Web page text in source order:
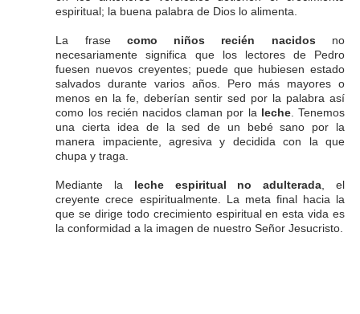
espiritual; la buena palabra de Dios lo alimenta.
La frase como niños recién nacidos no
necesariamente significa que los lectores de Pedro
fuesen nuevos creyentes; puede que hubiesen estado
salvados durante varios años. Pero más mayores o
menos en la fe, deberían sentir sed por la palabra así
como los recién nacidos claman por la leche. Tenemos
una cierta idea de la sed de un bebé sano por la
manera impaciente, agresiva y decidida con la que
chupa y traga.
Mediante la leche espiritual no adulterada , el
creyente crece espiritualmente. La meta final hacia la
que se dirige todo crecimiento espiritual en esta vida es
la conformidad a la imagen de nuestro Señor Jesucristo.